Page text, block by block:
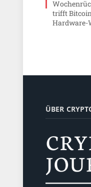
trifft
Hardware-
ÜBER